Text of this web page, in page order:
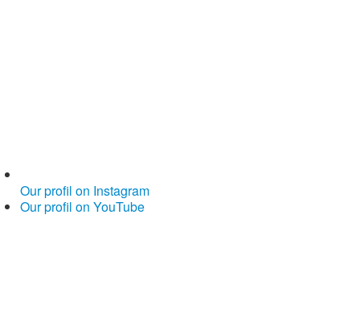
Our profil on Instagram
Our profil on YouTube